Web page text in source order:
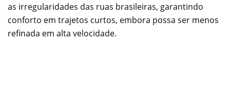
as irregularidades das ruas brasileiras, garantindo
conforto em trajetos curtos, embora possa ser menos
refinada em alta velocidade.